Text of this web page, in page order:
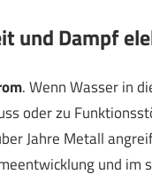
und Dampf
. Wenn Wasser in
oder zu
Jahre Metall
und im